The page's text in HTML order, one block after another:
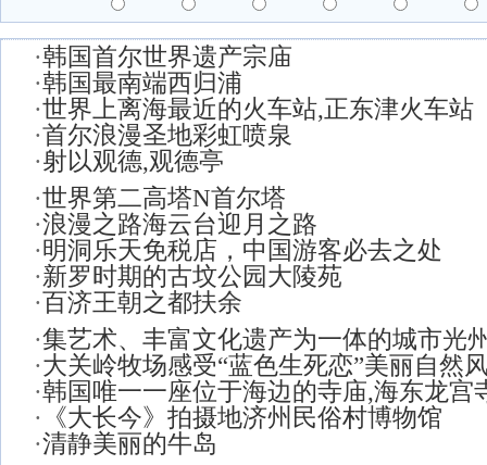
·韩国首尔世界遗产宗庙
·韩国最南端西归浦
·世界上离海最近的火车站,正东津火车站
·首尔浪漫圣地彩虹喷泉
·射以观德,观德亭
·世界第二高塔N首尔塔
·浪漫之路海云台迎月之路
·明洞乐天免税店，中国游客必去之处
·新罗时期的古坟公园大陵苑
·百济王朝之都扶余
·集艺术、丰富文化遗产为一体的城市光
·大关岭牧场感受“蓝色生死恋”美丽自然
·韩国唯一一座位于海边的寺庙,海东龙宫
·
《大长今》拍摄地济州民俗村博物馆
·清静美丽的牛岛